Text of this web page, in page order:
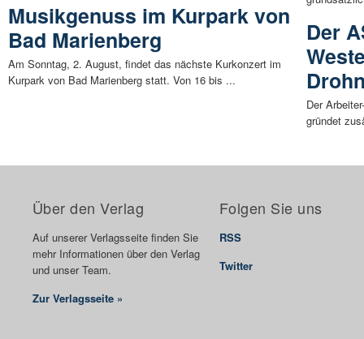
Musikgenuss im Kurpark von
Bad Marienberg
Am Sonntag, 2. August, findet das nächste Kurkonzert im
Kurpark von Bad Marienberg statt. Von 16 bis ...
Der
Der
gründet
Über den Verlag
Auf unserer Verlagsseite finden Sie
mehr Informationen über den Verlag
und unser Team.
Zur Verlagsseite »
Folgen Sie uns
RSS
Twitter